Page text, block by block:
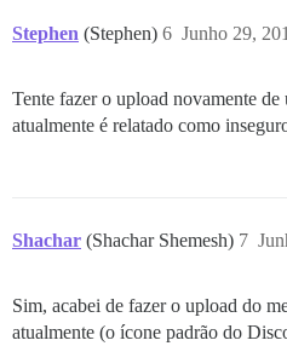
Stephen (Stephen) Junho 29,
6
Tente fazer o upload novamente
atualmente é relatado como
Shachar (Shachar Shemesh) 7
Sim, acabei de fazer o upload do
atualmente (o ícone padrão do